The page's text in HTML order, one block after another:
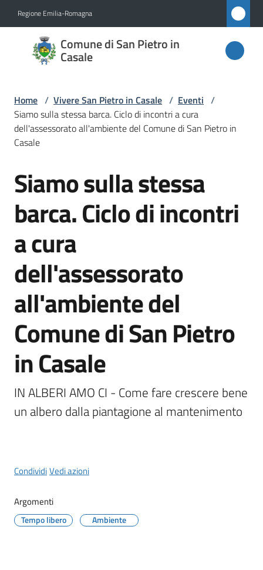
Regione Emilia-Romagna
Comune di San Pietro in
Casale
Comune
di San
in
Casale
Novità
Servizi
il
Comune
Menu selezionato
Amministrazione
Trasparente
Tutti
Home / Vivere San Pietro in Casale / Eventi /
Siamo sulla stessa barca. Ciclo di incontri a cura
dell'assessorato all'ambiente del Comune di San Pietro in
Casale
Salta al contenuto
Siamo sulla stessa
barca. Ciclo di incontri
a cura
dell'assessorato
all'ambiente del
Comune di San Pietro
in Casale
IN ALBERI AMO CI - Come fare crescere bene
un albero dalla piantagione al mantenimento
CondividiVedi azioni
Argomenti
Tempo libero Ambiente